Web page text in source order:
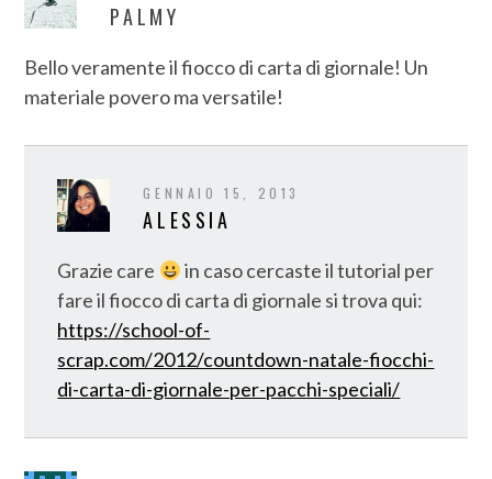
PALMY
Bello veramente il fiocco di carta di giornale! Un
materiale povero ma versatile!
GENNAIO 15, 2013
ALESSIA
Grazie care
in caso cercaste il tutorial per
fare il fiocco di carta di giornale si trova qui:
https://school-of-
scrap.com/2012/countdown-natale-fiocchi-
di-carta-di-giornale-per-pacchi-speciali/